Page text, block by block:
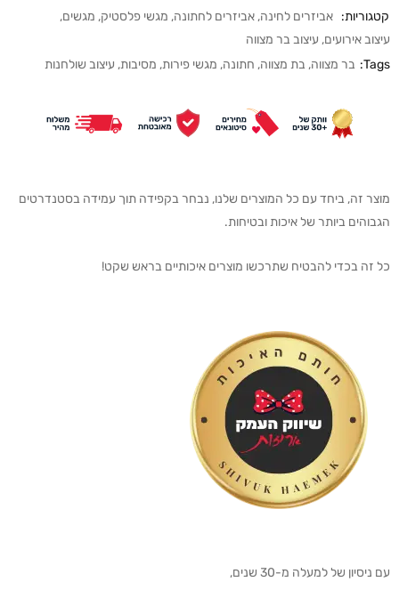
קטגוריות: אביזרים לחינה, אביזרים לחתונה, מגשי פלסטיק, מגשים,
עיצוב אירועים, עיצוב בר מצווה
Tags: בר מצווה, בת מצווה, חתונה, מגשי פירות, מסיבות, עיצוב שולחנות
מוצר זה, ביחד עם כל המוצרים שלנו, נבחר בקפידה תוך עמידה בסטנדרטים
הגבוהים ביותר של איכות ובטיחות.
כל זה בכדי להבטיח שתרכשו מוצרים איכותיים בראש שקט!
עם ניסיון של למעלה מ-30 שנים,